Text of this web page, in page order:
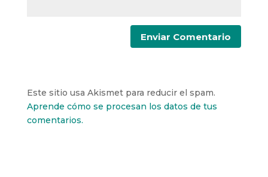
Este sitio usa Akismet para reducir el spam.
Aprende cómo se procesan los datos de tus
comentarios.